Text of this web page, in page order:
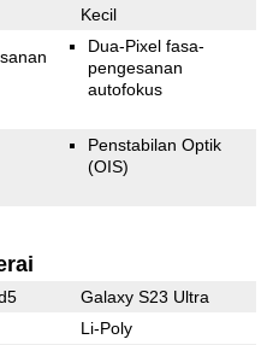
Kecil
Dua-Pixel fasa-
pengesanan
autofokus
Penstabilan Optik
(OIS)
Galaxy S23 Ultra
Li-Poly